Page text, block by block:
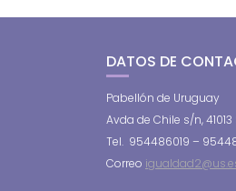
DATOS DE
Pabellón de Uruguay
Avda de Chile s/n,
Tel. 954486019 –
Correo